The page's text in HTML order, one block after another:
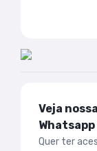
Veja
Whatsapp
Quer ter